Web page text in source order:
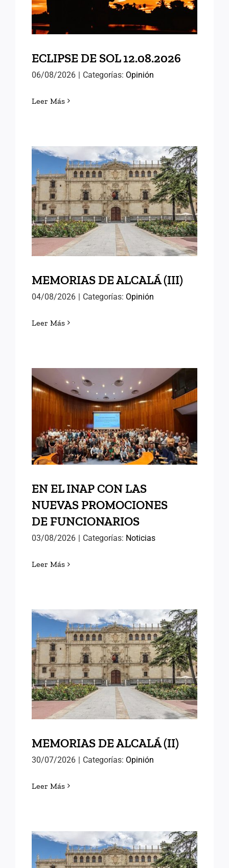
ECLIPSE DE SOL 12.08.2026
06/08/2026 | Categorías: Opinión
Leer Más
MEMORIAS DE ALCALÁ
(III)
MEMORIAS DE ALCALÁ (III)
04/08/2026 | Categorías: Opinión
Leer Más
EN EL INAP CON LAS
NUEVAS PROMOCIONES
DE FUNCIONARIOS
EN EL INAP CON LAS
NUEVAS PROMOCIONES
DE FUNCIONARIOS
03/08/2026 | Categorías: Noticias
Leer Más
MEMORIAS DE ALCALÁ (II)
MEMORIAS DE ALCALÁ (II)
30/07/2026 | Categorías: Opinión
Leer Más